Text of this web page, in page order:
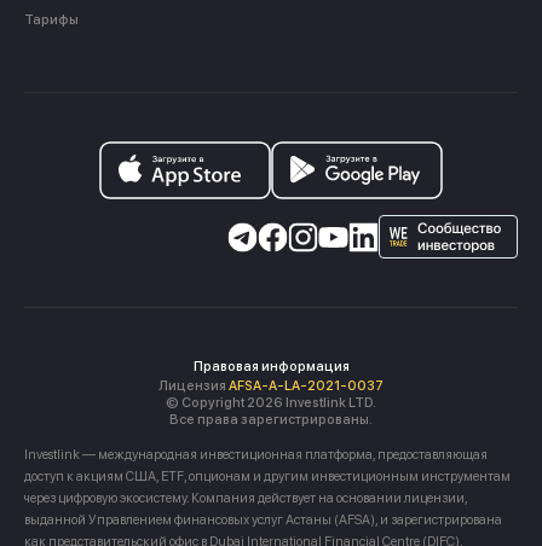
Тарифы
Правовая информация
Лицензия AFSA-A-LA-2021-0037
© Copyright 2026 Investlink LTD.
Все права зарегистрированы.
Investlink — международная инвестиционная платформа, предоставляющая
доступ к акциям США, ETF, опционам и другим инвестиционным инструментам
через цифровую экосистему. Компания действует на основании лицензии,
выданной Управлением финансовых услуг Астаны (AFSA), и зарегистрирована
как представительский офис в Dubai International Financial Centre (DIFC),